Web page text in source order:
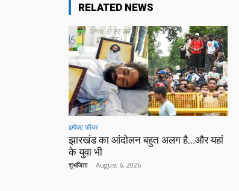
RELATED NEWS
इम्पैक्ट फीचर
झारखंड का आंदोलन बहुत अलग है…और यहां
के युवा भी
शुभजिता - August 6, 2026